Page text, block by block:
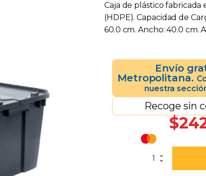
Caja de plástico
(HDPE). Capacidad de
60.0 cm. Ancho: 40.0 cm.
Envío
Metropolitana.
nuestra
Recoge sin
$
Caja